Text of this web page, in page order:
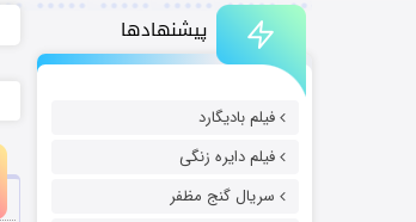
پیشنهادها
فیلم بادیگارد
فیلم دایره زنگی
سریال گنج مظفر